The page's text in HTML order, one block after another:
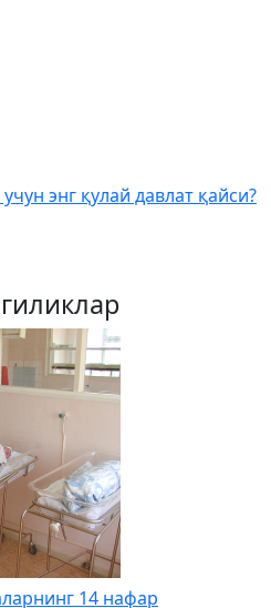
энг қулай давлат қайси?
14 нафар